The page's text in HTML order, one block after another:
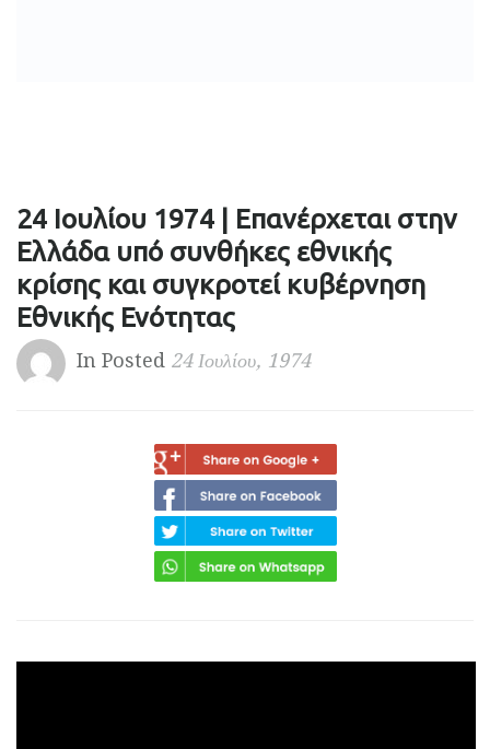
24 Ιουλίου 1974 | Επανέρχεται στην
Ελλάδα υπό συνθήκες εθνικής
κρίσης και συγκροτεί κυβέρνηση
Εθνικής Ενότητας
In Posted 24 Ιουλίου, 1974